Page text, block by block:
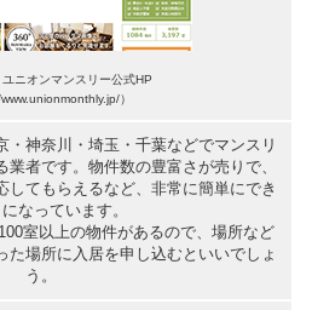
ニオンマンスリー公式HP
www.unionmonthly.jp/）
・神奈川・埼玉・千葉などでマンスリ
者です。物件数の豊富さが売りで、
してもらえるなど、非常に簡単にでき
なっています。
室以上の物件があるので、場所など
た場所に入居を申し込むといいでしょ
う。